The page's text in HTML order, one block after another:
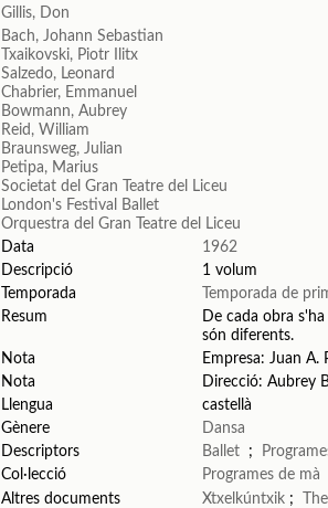
Gillis, Don
Bach, Johann Sebastian
Txaikovski, Piotr Ilitx
Salzedo, Leonard
Chabrier, Emmanuel
Bowmann, Aubrey
Reid, William
Braunsweg, Julian
Petipa, Marius
Societat del Gran Teatre del Liceu
London's Festival Ballet
Orquestra del Gran Teatre del Liceu
Data
1962
Descripció
1 volum
Temporada
Temporada de
Resum
De cada obra
són diferents.
Nota
Empresa: Juan A.
Nota
Direcció: Aubrey
Llengua
castellà
Gènere
Dansa
Descriptors
Ballet ;
Col·lecció
Programes de mà
Altres documents
Xtxelkúntxik ;